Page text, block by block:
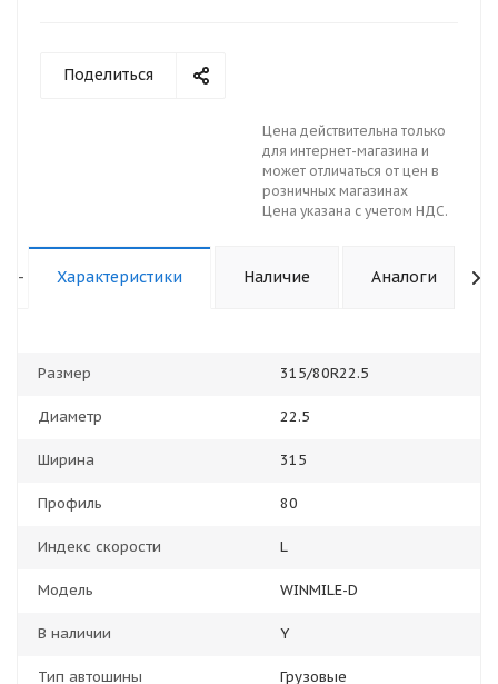
Поделиться
Цена действительна только
для интернет-магазина и
может отличаться от цен в
розничных магазинах
Цена указана с учетом НДС.
- Характеристики Наличие Аналоги
Размер 315/80R22.5
Диаметр 22.5
Ширина 315
Профиль 80
Индекс скорости L
Модель WINMILE-D
В наличии Y
Тип автошины Грузовые